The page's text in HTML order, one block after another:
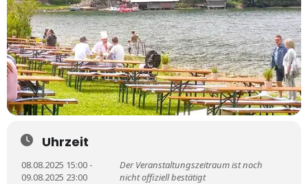
Uhrzeit
08.08.2025 15:00 -
09.08.2025 23:00
Der Veranstaltungszeitraum ist noch
nicht offiziell bestätigt